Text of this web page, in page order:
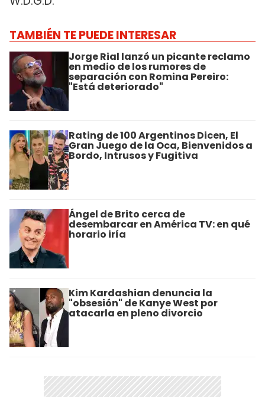
TAMBIÉN TE PUEDE INTERESAR
Jorge Rial lanzó un picante reclamo
en medio de los rumores de
separación con Romina Pereiro:
"Está deteriorado"
Rating de 100 Argentinos Dicen, El
Gran Juego de la Oca, Bienvenidos a
Bordo, Intrusos y Fugitiva
Ángel de Brito cerca de
desembarcar en América TV: en qué
horario iría
Kim Kardashian denuncia la
"obsesión" de Kanye West por
atacarla en pleno divorcio